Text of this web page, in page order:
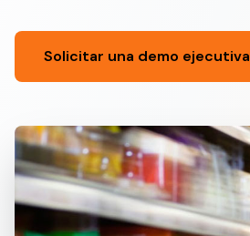
Solicitar una demo ejecutiva